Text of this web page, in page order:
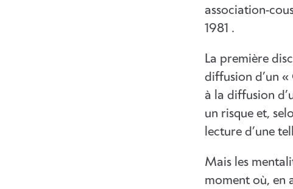
association-
1981 .
La première
diffusion d’un
à la diffusion
un risque et,
lecture d’une
Mais les
moment où, en